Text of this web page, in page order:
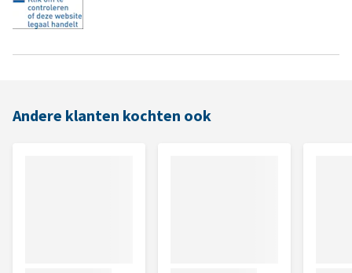
Andere klanten kochten ook